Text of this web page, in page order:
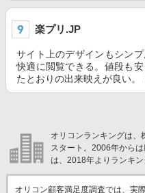
楽プリ.JP
サイト上のデザインもシン
快適に閲覧できる。値段も
たとおりの出来映えが良い。
オリコンランキングは、
スタート。2006年から
は、2018年よりランキン
オリコン顧客満足度調査では、実